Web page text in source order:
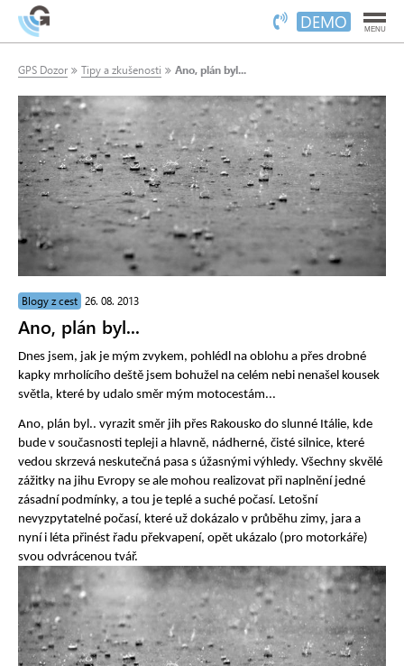
DEMO MENU
GPS Dozor Tipy a zkušenosti Ano, plán byl...
Blogy z cest 26. 08. 2013
Ano, plán byl...
Dnes jsem, jak je mým zvykem, pohlédl na oblohu a přes drobné
kapky mrholícího deště jsem bohužel na celém nebi nenašel kousek
světla, které by udalo směr mým motocestám...
Ano, plán byl.. vyrazit směr jih přes Rakousko do slunné Itálie, kde
bude v současnosti tepleji a hlavně, nádherné, čisté silnice, které
vedou skrzevá neskutečná pasa s úžasnými výhledy. Všechny skvělé
zážitky na jihu Evropy se ale mohou realizovat při naplnění jedné
zásadní podmínky, a tou je teplé a suché počasí. Letošní
nevyzpytatelné počasí, které už dokázalo v průběhu zimy, jara a
nyní i léta přinést řadu překvapení, opět ukázalo (pro motorkáře)
svou odvrácenou tvář.